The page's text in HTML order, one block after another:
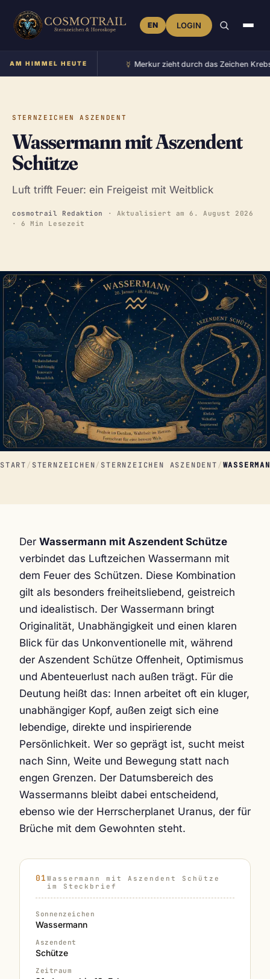
EN LOGIN
AM HIMMEL HEUTE
Zeichen Zwillinge• Merkur zieht durch das Zeichen Krebs •
START / STERNZEICHEN/ STERNZEICHEN ASZENDENT /
STERNZEICHEN ASZENDENT
Wassermann mit Aszendent
Schütze
Luft trifft Feuer: ein Freigeist mit Weitblick
cosmotrail Redaktion · Aktualisiert am6. August 2026
· 6 Min Lesezeit
Der Wassermann mit Aszendent Schütze
verbindet das Luftzeichen Wassermann mit
dem Feuer des Schützen. Diese Kombination
gilt als besonders freiheitsliebend, geistreich
und idealistisch. Der Wassermann bringt
Originalität, Unabhängigkeit und einen klaren
Blick für das Unkonventionelle mit, während
der Aszendent Schütze Offenheit, Optimismus
und Abenteuerlust nach außen trägt. Für die
Deutung heißt das: Innen arbeitet oft ein kluger,
unabhängiger Kopf, außen zeigt sich eine
lebendige, direkte und inspirierende
Persönlichkeit. Wer so geprägt ist, sucht meist
nach Sinn, Weite und Bewegung statt nach
engen Grenzen. Der Datumsbereich des
Wassermanns bleibt dabei entscheidend,
ebenso wie der Herrscherplanet Uranus, der für
Brüche mit dem Gewohnten steht.
Wassermann mit Aszendent Schütze
im Steckbrief
Sonnenzeichen
Wassermann
Aszendent
Schütze
Zeitraum